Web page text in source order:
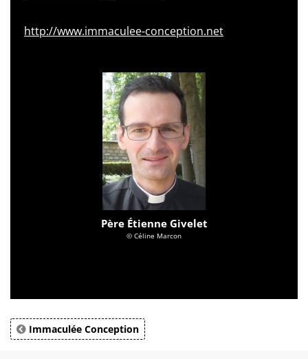
http://www.immaculee-conception.net
Père Étienne Givelet
© Céline Marcon
Immaculée Conception